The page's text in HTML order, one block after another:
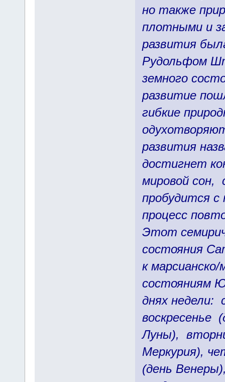
но также
плотными и
развития
Рудольфом
земного
развитие
гибкие
развития
достигнет
мировой сон,
пробудится
процесс
Этот
состояния
к
состояниям
днях
воскресенье
Луны),
Меркурия),
(день